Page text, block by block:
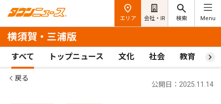
エリア 会社・IR 検索 Menu
横須賀・三浦版
すべて トップニュース 文化 社会 教育 ス
戻る
公開日：2025.11.14